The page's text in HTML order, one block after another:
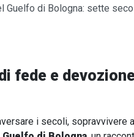
Guelfo di Bologna: sette
fede e
i secoli, sopravvivere